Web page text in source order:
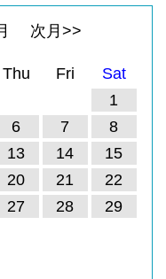
次月>>
Thu Fri
Sat
1
6 7
8
13 14
15
20 21
22
27 28
29